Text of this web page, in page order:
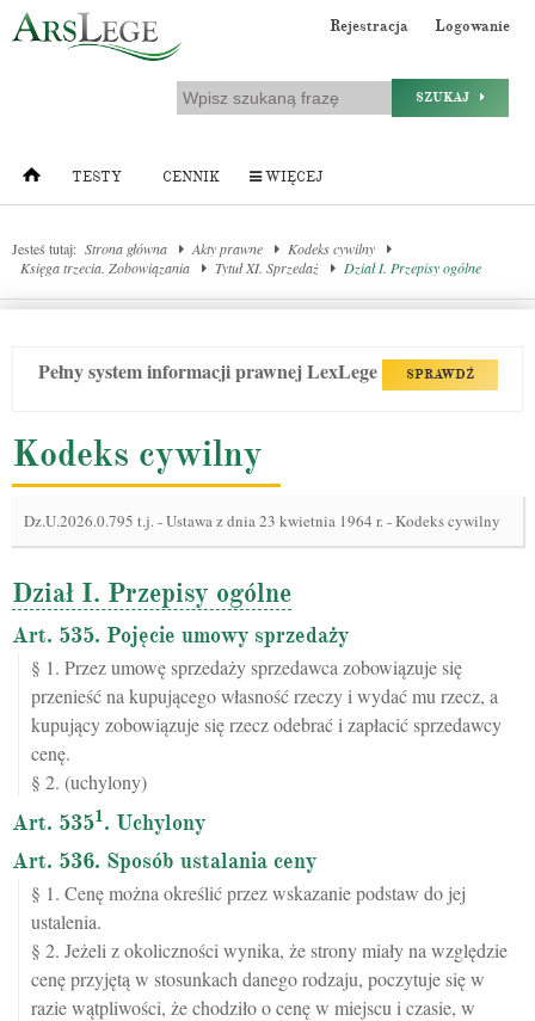
Rejestracja Logowanie
SZUKAJ
TESTY CENNIK WIĘCEJ
Jesteś tutaj: Strona główna Akty prawne
Kodeks cywilny
Księga trzecia. Zobowiązania
Tytuł XI. Sprzedaż Dział I. Przepisy ogólne
Pełny system informacji prawnej LexLege SPRAWDŹ
Kodeks cywilny
Dz.U.2026.0.795 t.j.-Ustawa z dnia 23 kwietnia 1964 r. - Kodeks cywilny
Dział I. Przepisy ogólne
Art. 535. Pojęcie umowy sprzedaży
§ 1. Przez umowę sprzedaży sprzedawca zobowiązuje się
przenieść na kupującego własność rzeczy i wydać mu rzecz, a
kupujący zobowiązuje się rzecz odebrać i zapłacić sprzedawcy
cenę.
§ 2. (uchylony)
Art. 5351. Uchylony
Art. 536. Sposób ustalania ceny
§ 1. Cenę można określić przez wskazanie podstaw do jej
ustalenia.
§ 2. Jeżeli z okoliczności wynika, że strony miały na względzie
cenę przyjętą w stosunkach danego rodzaju, poczytuje się w
razie wątpliwości, że chodziło o cenę w miejscu i czasie, w